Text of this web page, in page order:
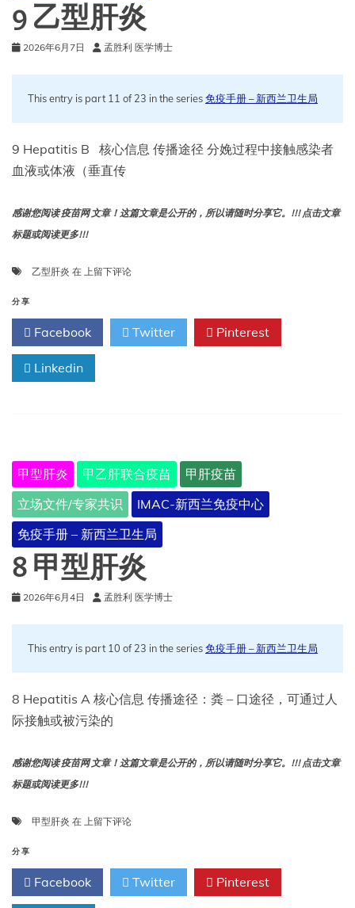
9 乙型肝炎
2026年6月7日 孟胜利 医学博士
This entry is part 11 of 23 in the series免疫手册 – 新西兰卫生局
9 Hepatitis B 核心信息 传播途径 分娩过程中接触感染者
血液或体液（垂直传
感谢您阅读 疫苗网 文章！这篇文章是公开的，所以请随时分享它。!!! 点击文章
标题或阅读更多!!!
乙型肝炎 在 9
肝
炎
上留下评论
分享
Facebook Twitter Pinterest
Linkedin
甲型肝炎 甲乙肝联合疫苗
甲肝疫苗
立场文件/专家共识
IMAC-新西兰免疫中心
免疫手册 – 新西兰卫生局
8 甲型肝炎
2026年6月4日 孟胜利 医学博士
This entry is part 10 of 23 in the series免疫手册 – 新西兰卫生局
8 Hepatitis A 核心信息 传播途径：粪 – 口途径，可通过人
际接触或被污染的
感谢您阅读 疫苗网 文章！这篇文章是公开的，所以请随时分享它。!!! 点击文章
标题或阅读更多!!!
甲型肝炎 在 8
肝
炎
上留下评论
分享
Facebook Twitter Pinterest